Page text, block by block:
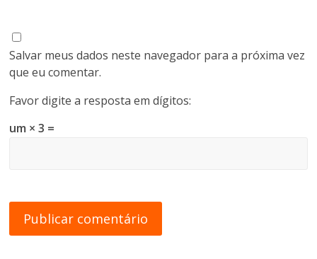
Salvar meus dados neste navegador para a próxima vez
que eu comentar.
Favor digite a resposta em dígitos:
um × 3 =